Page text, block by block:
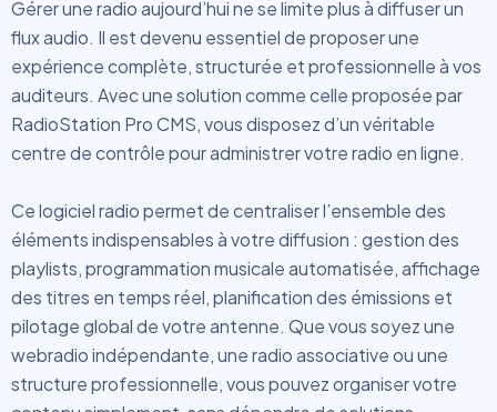
Gérer une radio aujourd’hui ne se limite plus à diffuser un
flux audio. Il est devenu essentiel de proposer une
expérience complète, structurée et professionnelle à vos
auditeurs. Avec une solution comme celle proposée par
RadioStation Pro CMS, vous disposez d’un véritable
centre de contrôle pour administrer votre radio en ligne.
Ce logiciel radio permet de centraliser l’ensemble des
éléments indispensables à votre diffusion : gestion des
playlists, programmation musicale automatisée, affichage
des titres en temps réel, planification des émissions et
pilotage global de votre antenne. Que vous soyez une
webradio indépendante, une radio associative ou une
structure professionnelle, vous pouvez organiser votre